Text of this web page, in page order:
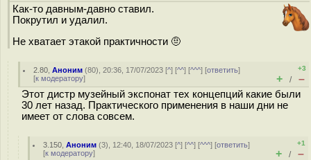
Как-то давным-давно ставил.
Покрутил и удалил.
Не хватает этакой практичности 🤨
2.80 ,Аноним (80), 20:36, 17/07/2023 [^] [^^] [^^^] [ответить]
[к модератору]
+3
+ / –
Этот дистр музейный экспонат тех концепций какие были
30 лет назад. Практического применения в наши дни не
имеет от слова совсем.
3.150 ,Аноним (3), 12:40, 18/07/2023 [^] [^^] [^^^] [ответить]
[к модератору]
+1
+ / –